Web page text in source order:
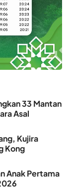
33 Mantan
Asal
Kujira
Kong
Anak Pertama